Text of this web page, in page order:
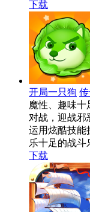
下载
开局一只狗
魔性、趣味十
对战，迎战邪
运用炫酷技能
乐十足的战斗
下载